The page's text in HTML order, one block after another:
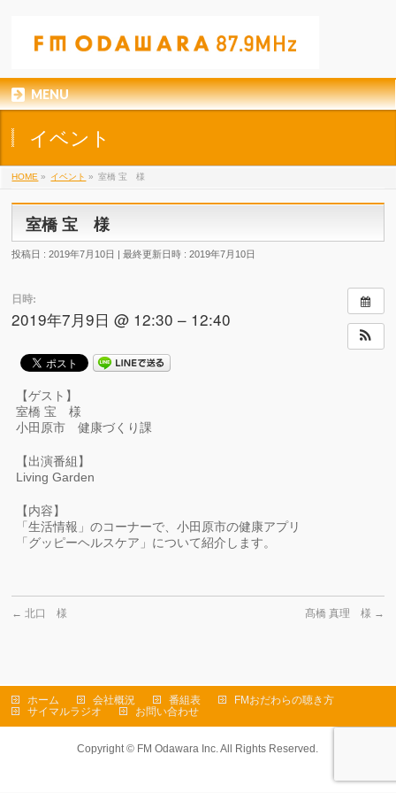
MENU
イベント
HOME » イベント » 室橋 宝 様
室橋 宝 様
投稿日 : 2019年7月10日 最終更新日時 : 2019年7月10日
日時:
2019年7月9日 @ 12:30 – 12:40
【ゲスト】
室橋 宝 様
小田原市 健康づくり課
【出演番組】
Living Garden
【内容】
「生活情報」のコーナーで、小田原市の健康アプリ
「グッピーヘルスケア」について紹介します。
← 北口 様 髙橋 真理 様 →
ホーム 会社概況 番組表
FMおだわらの聴き方
サイマルラジオ
お問い合わせ
Copyright © FM Odawara Inc. All Rights Reserved.